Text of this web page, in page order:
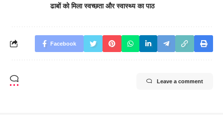
ढाबों को मिला स्वच्छता और स्वास्थ्य का पाठ
Facebook
Leave a comment